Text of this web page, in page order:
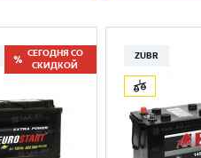
СЕГОДНЯ СО
СКИДКОЙ
ZUBR